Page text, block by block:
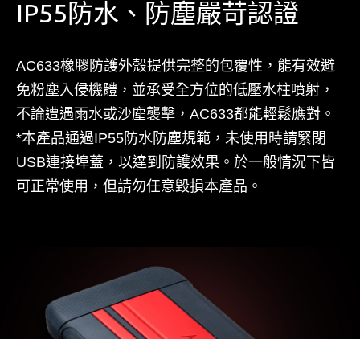
IP55防水、防塵嚴苛認證
AC633橡膠防護外殼提供完整的包覆性，能有效避
免粉塵入侵機體，並承受全方位的低壓水柱噴射，
不論遭遇雨水或沙塵襲擊，AC633都能輕鬆應對。
*本產品通過IP55防水防塵規範，未使用時請緊閉
USB連接埠蓋，以達到防護效果。於一般情況下皆
可正常使用，但請勿任意毀損本產品。